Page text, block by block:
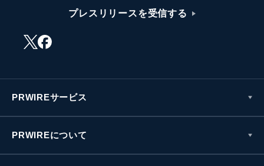
プレスリリースを受信する
PRWIREサービス
PRWIREについて